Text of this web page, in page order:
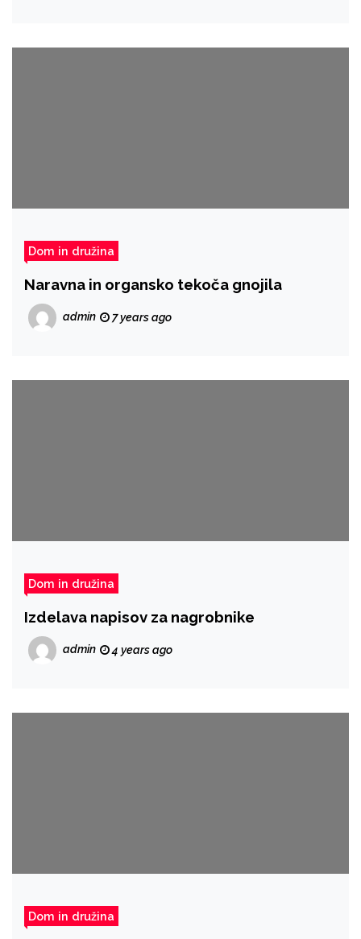
Dom in družina
Naravna in organsko tekoča gnojila
admin 7 years ago
Dom in družina
Izdelava napisov za nagrobnike
admin 4 years ago
Dom in družina